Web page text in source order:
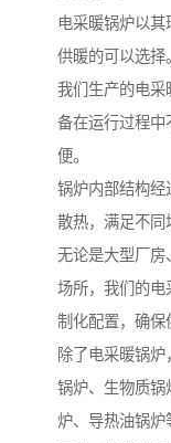
电采暖锅炉以
供暖的可以选择。
我们生产的电采
备在运行过程中
便。
锅炉内部结构经
散热，满足不同
无论是大型厂房
场所，我们的电
制化配置，确保
除了电采暖锅
锅炉、生物质锅
炉、导热油锅炉